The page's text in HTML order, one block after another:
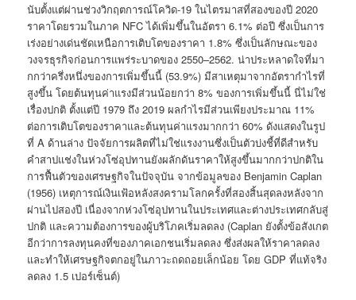
นับตั้งแต่ผ่านช่วงวิกฤตการณ์โควิด-19 ในไตรมาสที่สองของปี 2020
ราคาโดยรวมในภาค NFC ได้เพิ่มขึ้นในอัตรา 6.1% ต่อปี ซึ่งเป็นการ
เร่งอย่างเด่นชัดเหนือการเติบโตของราคา 1.8% ซึ่งเป็นลักษณะของ
วงจรธุรกิจก่อนการแพร่ระบาดของ 2550–2562. น่าประหลาดใจที่มา
กกว่าครึ่งหนึ่งของการเพิ่มขึ้นนี้ (53.9%) มีสาเหตุมาจากอัตรากำไรที่
สูงขึ้น โดยต้นทุนค่าแรงมีส่วนน้อยกว่า 8% ของการเพิ่มขึ้นนี้ นี่ไม่ใช่
เรื่องปกติ ตั้งแต่ปี 1979 ถึง 2019 ผลกำไรมีส่วนเพียงประมาณ 11%
ต่อการเติบโตของราคาและต้นทุนค่าแรงมากกว่า 60% ดังแสดงในรูป
ที่ A ด้านล่าง ปัจจัยการผลิตที่ไม่ใช่แรงงานซึ่งเป็นตัวบ่งชี้ที่ดีสำหรับ
คำสาปแช่งในห่วงโซ่อุปทานยังผลักดันราคาให้สูงขึ้นมากกว่าปกติใน
การฟื้นตัวของเศรษฐกิจในปัจจุบัน จากข้อมูลของ Benjamin Caplan
(1956) เหตุการณ์เงินเฟ้อหลังสงครามโลกครั้งที่สองสิ้นสุดลงหลังจาก
ผ่านไปสองปี เนื่องจากห่วงโซ่อุปทานในประเทศและต่างประเทศกลับสู่
ปกติ และความต้องการของผู้บริโภคเริ่มลดลง (Caplan ยังตั้งข้อสังเกต
อีกว่าการลงทุนคงที่ของภาคเอกชนเริ่มลดลง ซึ่งส่งผลให้ราคาลดลง
และทำให้เศรษฐกิจตกอยู่ในภาวะถดถอยเล็กน้อย โดย GDP ที่แท้จริง
ลดลง 1.5 เปอร์เซ็นต์)